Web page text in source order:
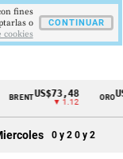
BRENTUS$73,48
▼ 1.12
ORO
0 y 2 0 y 2
fines
o
cookies
CONTINUAR